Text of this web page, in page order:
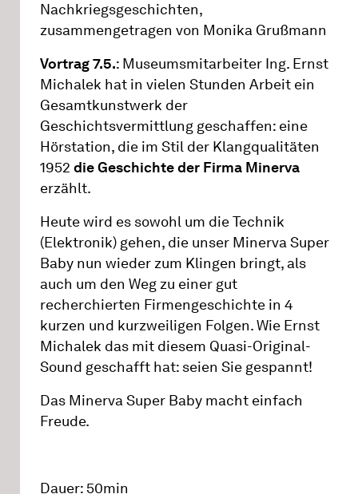
Nachkriegsgeschichten,
zusammengetragen von Monika Grußmann
Vortrag 7.5.: Museumsmitarbeiter Ing. Ernst
Michalek hat in vielen Stunden Arbeit ein
Gesamtkunstwerk der
Geschichtsvermittlung geschaffen: eine
Hörstation, die im Stil der Klangqualitäten
1952 die Geschichte der Firma Minerva
erzählt.
Heute wird es sowohl um die Technik
(Elektronik) gehen, die unser Minerva Super
Baby nun wieder zum Klingen bringt, als
auch um den Weg zu einer gut
recherchierten Firmengeschichte in 4
kurzen und kurzweiligen Folgen. Wie Ernst
Michalek das mit diesem Quasi-Original-
Sound geschafft hat: seien Sie gespannt!
Das Minerva Super Baby macht einfach
Freude.
Dauer: 50min